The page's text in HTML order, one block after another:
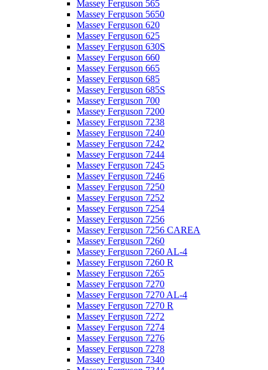
Massey Ferguson 565
Massey Ferguson 5650
Massey Ferguson 620
Massey Ferguson 625
Massey Ferguson 630S
Massey Ferguson 660
Massey Ferguson 665
Massey Ferguson 685
Massey Ferguson 685S
Massey Ferguson 700
Massey Ferguson 7200
Massey Ferguson 7238
Massey Ferguson 7240
Massey Ferguson 7242
Massey Ferguson 7244
Massey Ferguson 7245
Massey Ferguson 7246
Massey Ferguson 7250
Massey Ferguson 7252
Massey Ferguson 7254
Massey Ferguson 7256
Massey Ferguson 7256 CAREA
Massey Ferguson 7260
Massey Ferguson 7260 AL-4
Massey Ferguson 7260 R
Massey Ferguson 7265
Massey Ferguson 7270
Massey Ferguson 7270 AL-4
Massey Ferguson 7270 R
Massey Ferguson 7272
Massey Ferguson 7274
Massey Ferguson 7276
Massey Ferguson 7278
Massey Ferguson 7340